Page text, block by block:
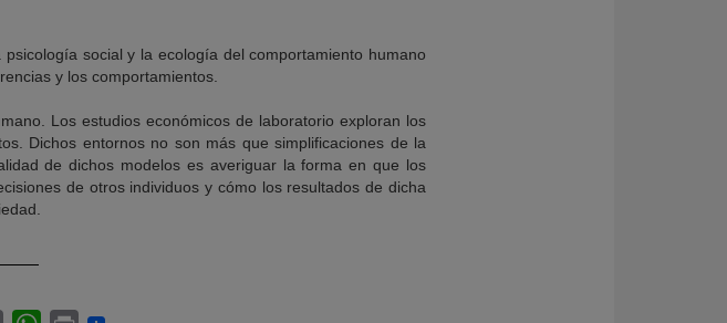
social y la ecología del comportamiento humano
y los comportamientos.
Los estudios económicos de laboratorio exploran los
Dichos entornos no son más que simplificaciones de la
de dichos modelos es averiguar la forma en que los
de otros individuos y cómo los resultados de dicha